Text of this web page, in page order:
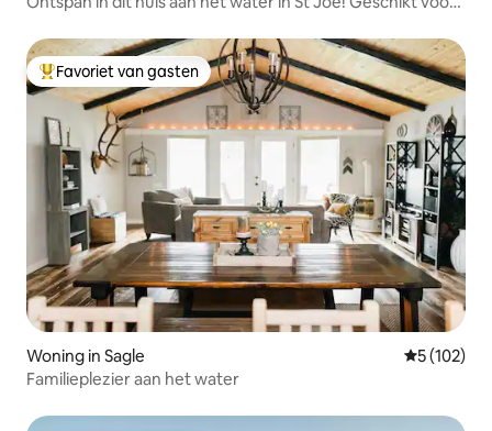
Topfavoriet van gasten
Favoriet van gasten
Woning in Sagle
5 (102)
Familieplezier aan het water